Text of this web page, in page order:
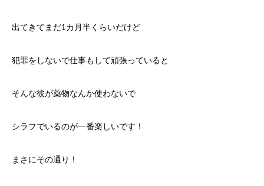
出てきてまだ1カ月半くらいだけど
犯罪をしないで仕事もして頑張っていると
そんな彼が薬物なんか使わないで
シラフでいるのが一番楽しいです！
まさにその通り！